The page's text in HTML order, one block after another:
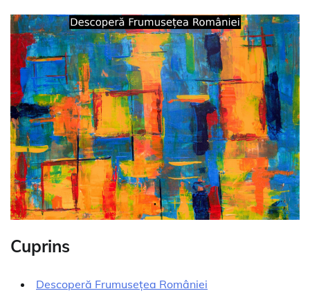
Cuprins
Descoperă Frumusețea României